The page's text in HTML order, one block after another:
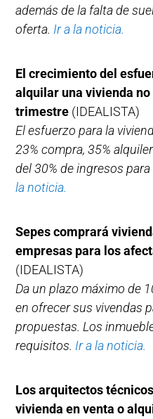
además de la falta de
oferta. Ir a la noticia.
El crecimiento del
alquilar una vivienda
trimestre (IDEALISTA)
El esfuerzo para la
23% compra, 35%
del 30% de ingresos
la noticia.
Sepes comprará
empresas para los
(IDEALISTA)
Da un plazo máximo de
en ofrecer sus vivendas
propuestas. Los
requisitos. Ir a la noticia.
Los arquitectos
vivienda en venta o